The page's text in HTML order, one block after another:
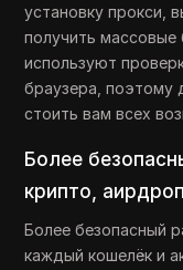
установку прокси,
получить
используют
браузера, поэтому
стоить вам всех
Более
крипто,
Более безопасный
каждый кошелёк и